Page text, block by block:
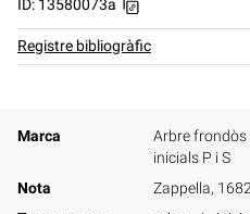
ID: 13580073a
Registre bibliogràfic
Marca
Arbre frondòs
inicials P i S
Nota
Zappella,